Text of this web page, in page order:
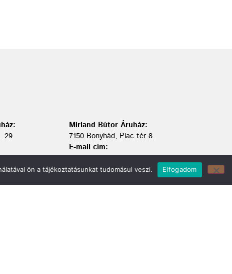
29
Mirland Bútor Áruház:
7150 Bonyhád, Piac tér 8.
E-mail cím:
webmirland@gmail.com
Nyitvatartás:
H-CS 9-17 P 8-17 Sz: 9-12 Ebédszünet: 12-13
ön a tájékoztatásunkat tudomásul veszi. Elfogadom